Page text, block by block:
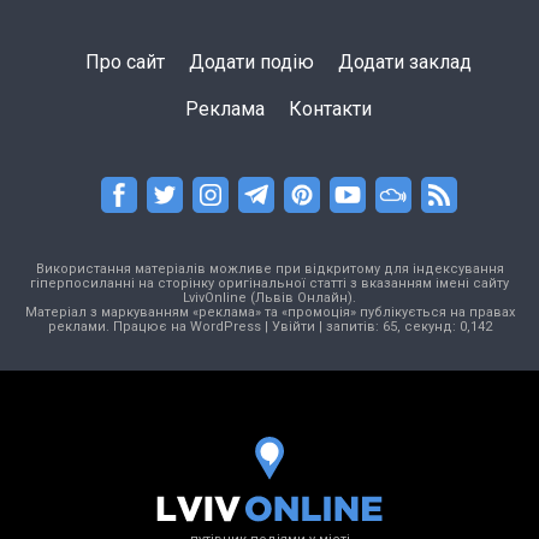
Про сайт Додати подію Додати заклад
Реклама Контакти
Використання матеріалів можливе при відкритому для індексування
гіперпосиланні на сторінку оригінальної статті з вказанням імені сайту
LvivOnline (Львів Онлайн).
Матеріал з маркуванням «реклама» та «промоція» публікується на правах
реклами. Працює на WordPress| Увійти | запитів: 65, секунд: 0,142